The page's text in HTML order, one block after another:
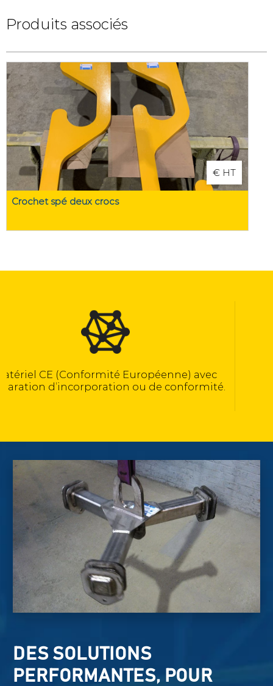
Produits associés
€ HT
Crochet spé deux crocs
DES SOLUTIONS
PERFORMANTES, POUR